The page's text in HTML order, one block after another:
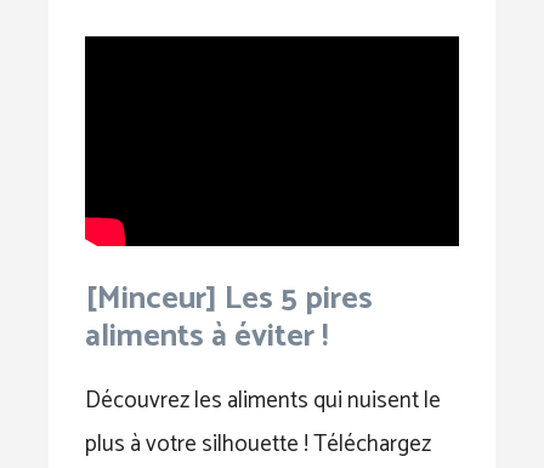
[Minceur] Les 5 pires
aliments à éviter !
Découvrez les aliments qui nuisent le
plus à votre silhouette ! Téléchargez